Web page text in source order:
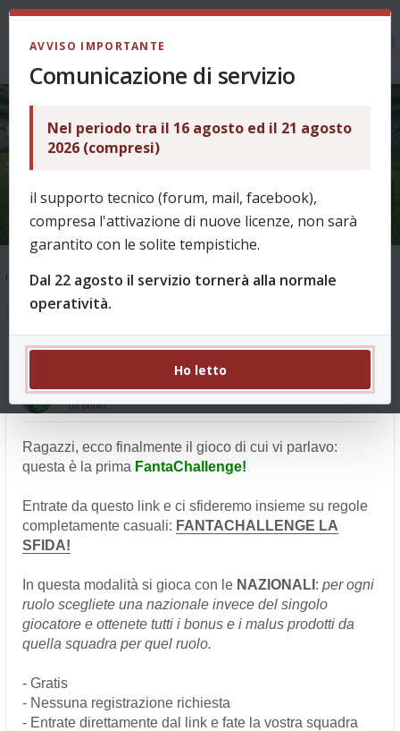
!!! FANTACHALLENGE - Vi
sfido?!!??! !!!!
Indice Supporto Ask & Help Come funziona? - archivio fino al 2025/26
!!! FANTACHALLENGE - Vi sfido?!!??! !!!! #1
dapuffin
Ragazzi, ecco finalmente il gioco di cui vi parlavo:
questa è la prima FantaChallenge!
Entrate da questo link e ci sfideremo insieme su regole
completamente casuali: FANTACHALLENGE LA
SFIDA!
In questa modalità si gioca con le NAZIONALI : per ogni
ruolo scegliete una nazionale invece del singolo
giocatore e ottenete tutti i bonus e i malus prodotti da
quella squadra per quel ruolo.
- Gratis
- Nessuna registrazione richiesta
- Entrate direttamente dal link e fate la vostra squadra
AVVISO IMPORTANTE
Comunicazione di servizio
Nel periodo tra il 16 agosto ed il 21 agosto
2026 (compresi)
il supporto tecnico (forum, mail, facebook),
compresa l'attivazione di nuove licenze, non sarà
garantito con le solite tempistiche.
Dal 22 agosto il servizio tornerà alla normale
operatività.
Ho letto